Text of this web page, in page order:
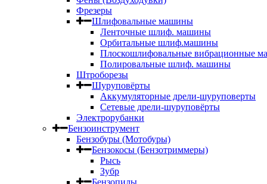
Фрезеры
Шлифовальные машины
Ленточные шлиф. машины
Орбитальные шлиф.машины
Плоскошлифовальные вибрационные
Полировальные шлиф. машины
Штроборезы
Шуруповёрты
Аккумуляторные дрели-шуруповерты
Сетевые дрели-шуруповёрты
Электрорубанки
Бензоинструмент
Бензобуры (Мотобуры)
Бензокосы (Бензотриммеры)
Рысь
Зубр
Бензопилы